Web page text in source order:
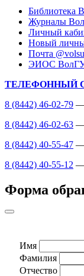
Библиотека
Журналы
Личный
Новый
Почта
ЭИОС
ТЕЛЕФОННЫЙ
8 (8442) 46-02-79 —
8 (8442) 46-02-63 —
8 (8442) 40-55-47 —
8 (8442) 40-55-12 —
Форма
Имя
Фамилия
Отчество